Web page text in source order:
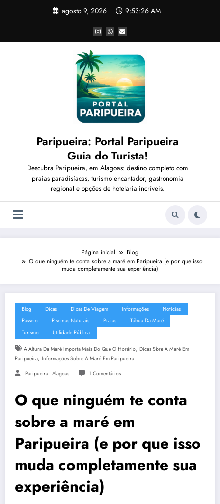
agosto 9, 2026 9:53:27 AM
Paripueira: Portal Paripueira
Guia do Turista!
Descubra Paripueira, em Alagoas: destino completo com
praias paradisíacas, turismo encantador, gastronomia
regional e opções de hotelaria incríveis.
Página inicial
Blog
O que ninguém te conta sobre a maré em Paripueira (e por que isso
muda completamente sua experiência)
Blog Dicas Dicas De Viagem Informações
Notícias
Passeio
Piscinas Naturais Praias
Tábua Da Maré
Turismo
Utilidade Pública
A Altura Da Maré Importa Mais Do Que O Horário, Dicas Sbre A Maré Em
Paripueira, Informações Sobre A Maré Em Paripueira
Paripueira - Alagoas 1 Comentários
O que ninguém te conta
sobre a maré em
Paripueira (e por que isso
muda completamente sua
experiência)